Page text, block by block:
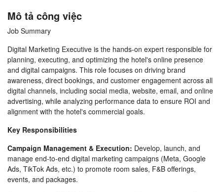
Mô tả công việc
Job Summary
Digital Marketing Executive is the hands-on expert responsible for
planning, executing, and optimizing the hotel's online presence
and digital campaigns. This role focuses on driving brand
awareness, direct bookings, and customer engagement across all
digital channels, including social media, website, email, and online
advertising, while analyzing performance data to ensure ROI and
alignment with the hotel's commercial goals.
Key Responsibilities
Campaign Management & Execution: Develop, launch, and
manage end-to-end digital marketing campaigns (Meta, Google
Ads, TikTok Ads, etc.) to promote room sales, F&B offerings,
events, and packages.